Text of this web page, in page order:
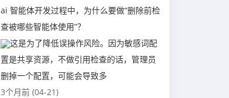
ai 智能体开发过程中，为什么要做“删除前检
查被哪些智能体使用”？
这是为了降低误操作风险。因为敏感词配
置是共享资源，不做引用检查的话，管理员
删掉一个配置，可能会导致多
3个月前 (04-21)